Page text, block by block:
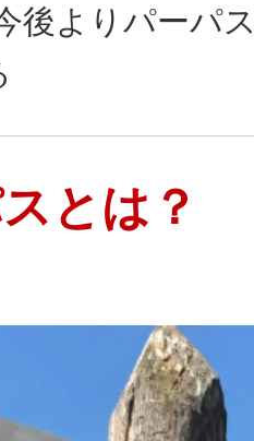
後よりパーパ
とは？